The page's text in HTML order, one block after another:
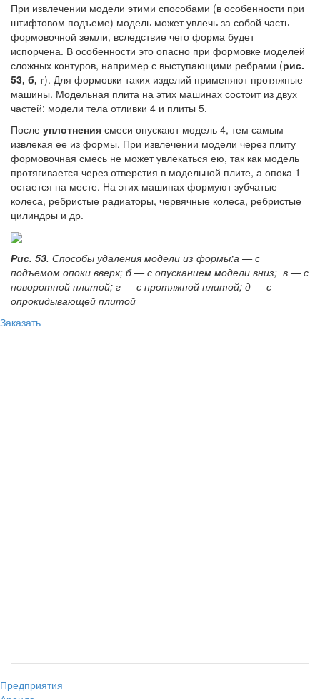
При извлечении модели этими способами (в особенности при
штифтовом подъеме) модель может увлечь за собой часть
формовочной земли, вследствие чего форма будет
испорчена. В особенности это опасно при формовке моделей
сложных контуров, например с выступающими ребрами (рис.
53, б, г). Для формовки таких изделий применяют протяжные
машины. Модельная плита на этих машинах состоит из двух
частей: модели тела отливки 4 и плиты 5.
После уплотнения смеси опускают модель 4, тем самым
извлекая ее из формы. При извлечении модели через плиту
формовочная смесь не может увлекаться ею, так как модель
протягивается через отверстия в модельной плите, а опока 1
остается на месте. На этих машинах формуют зубчатые
колеса, ребристые радиаторы, червячные колеса, ребристые
цилиндры и др.
Рис. 53. Способы удаления модели из формы:а — с
подъемом опоки вверх; б — с опусканием модели вниз; в — с
поворотной плитой; г — с протяжной плитой; д — с
опрокидывающей плитой
Заказать
Предприятия